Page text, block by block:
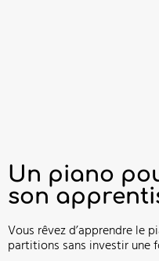
Un piano
son
Vous rêvez d’apprendre le
partitions sans investir une